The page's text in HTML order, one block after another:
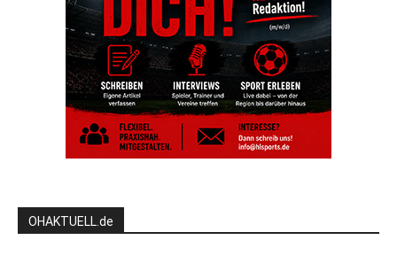
OHAKTUELL.de